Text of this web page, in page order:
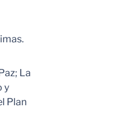
La
y
Plan